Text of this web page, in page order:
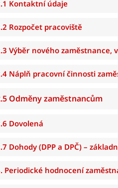
Kontaktní údaje
Rozpočet pracoviště
Výběr nového zaměstnance,
Náplň pracovní činnosti
Odměny zaměstnancům
Dovolená
Dohody (DPP a DPČ) –
Periodické hodnocení